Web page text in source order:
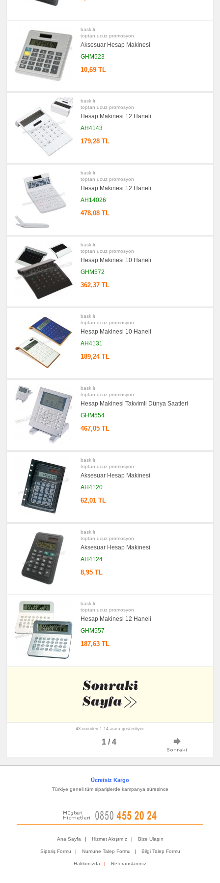
baskılı
toptan ucuz promosyon
Aksesuar Hesap Makinesi
GHM523
10,69 TL
baskılı
toptan ucuz promosyon
Hesap Makinesi 12 Haneli
AH4143
179,28 TL
baskılı
toptan ucuz promosyon
Hesap Makinesi 12 Haneli
AH14026
478,08 TL
baskılı
toptan ucuz promosyon
Hesap Makinesi 10 Haneli
GHM572
362,37 TL
baskılı
toptan ucuz promosyon
Hesap Makinesi 10 Haneli
AH4131
189,24 TL
baskılı
toptan ucuz promosyon
Hesap Makinesi Takvimli Dünya Saatleri
GHM554
467,05 TL
baskılı
toptan ucuz promosyon
Aksesuar Hesap Makinesi
AH4120
62,01 TL
baskılı
toptan ucuz promosyon
Aksesuar Hesap Makinesi
AH4124
8,95 TL
baskılı
toptan ucuz promosyon
Hesap Makinesi 12 Haneli
GHM557
187,63 TL
43 üründen 1-14 arası gösteriliyor
1 / 4
promosyon
Çakı
&
El
Feneri
promosyon
Çakmak
Masa
Çanta
Askısı
promosyon
PowerBank
Kablosu
Flash
Bellek
promosyon
Saat
promosyon
promosyon
Kalemlik
promosyon
Kartvizitlik
promosyon
Radyo
Takvim
&
Bloknot
promosyon
Bardak
Altlığı
promosyon
Evrak
Çantası
Sekreter
Bloknot
promosyon
Masa
Takımı
promosyon
Yapışkan
Notluk
Seti
&
Not
Tutucu
Bilgisayar
Aksesuarları
promosyon
Diğer
Ürünler
Ücretsiz Kargo
Türkiye geneli tüm siparişlerde kampanya süresince
Ana Sayfa | Hizmet Akışımız | Bize Ulaşın
Sipariş Formu | Numune Talep Formu | Bilgi Talep Formu
Hakkımızda | Referanslarımız